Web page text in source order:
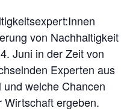
von Nachhaltigkeit
Juni in der Zeit von
Experten aus
welche Chancen
Wirtschaft ergeben.